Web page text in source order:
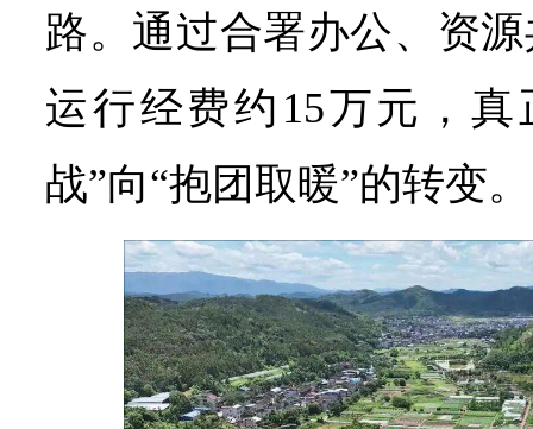
路。通过合署办公、资
运行经费约15万元，
战”向“抱团取暖”的转变。